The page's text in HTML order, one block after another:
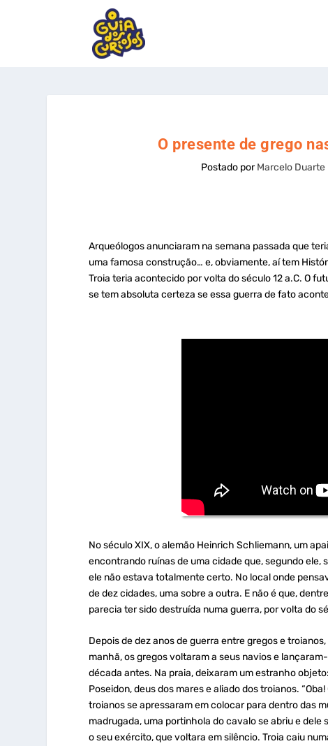
O presente de grego
Postado porMarcelo Duarte
Arqueólogos anunciaram na semana passada que
uma famosa construção… e, obviamente, aí tem
Troia teria acontecido por volta do século 12 a.C. O
se tem absoluta certeza se essa guerra de fato
No século XIX, o alemão Heinrich Schliemann, um
encontrando ruínas de uma cidade que, segundo
ele não estava totalmente certo. No local onde
de dez cidades, uma sobre a outra. E não é que,
parecia ter sido destruída numa guerra, por volta do
Depois de dez anos de guerra entre gregos e
manhã, os gregos voltaram a seus navios e
década antes. Na praia, deixaram um estranho
Poseidon, deus dos mares e aliado dos troianos.
troianos se apressaram em colocar para dentro das
madrugada, uma portinhola do cavalo se abriu e
o seu exército, que voltara em silêncio. Troia caiu